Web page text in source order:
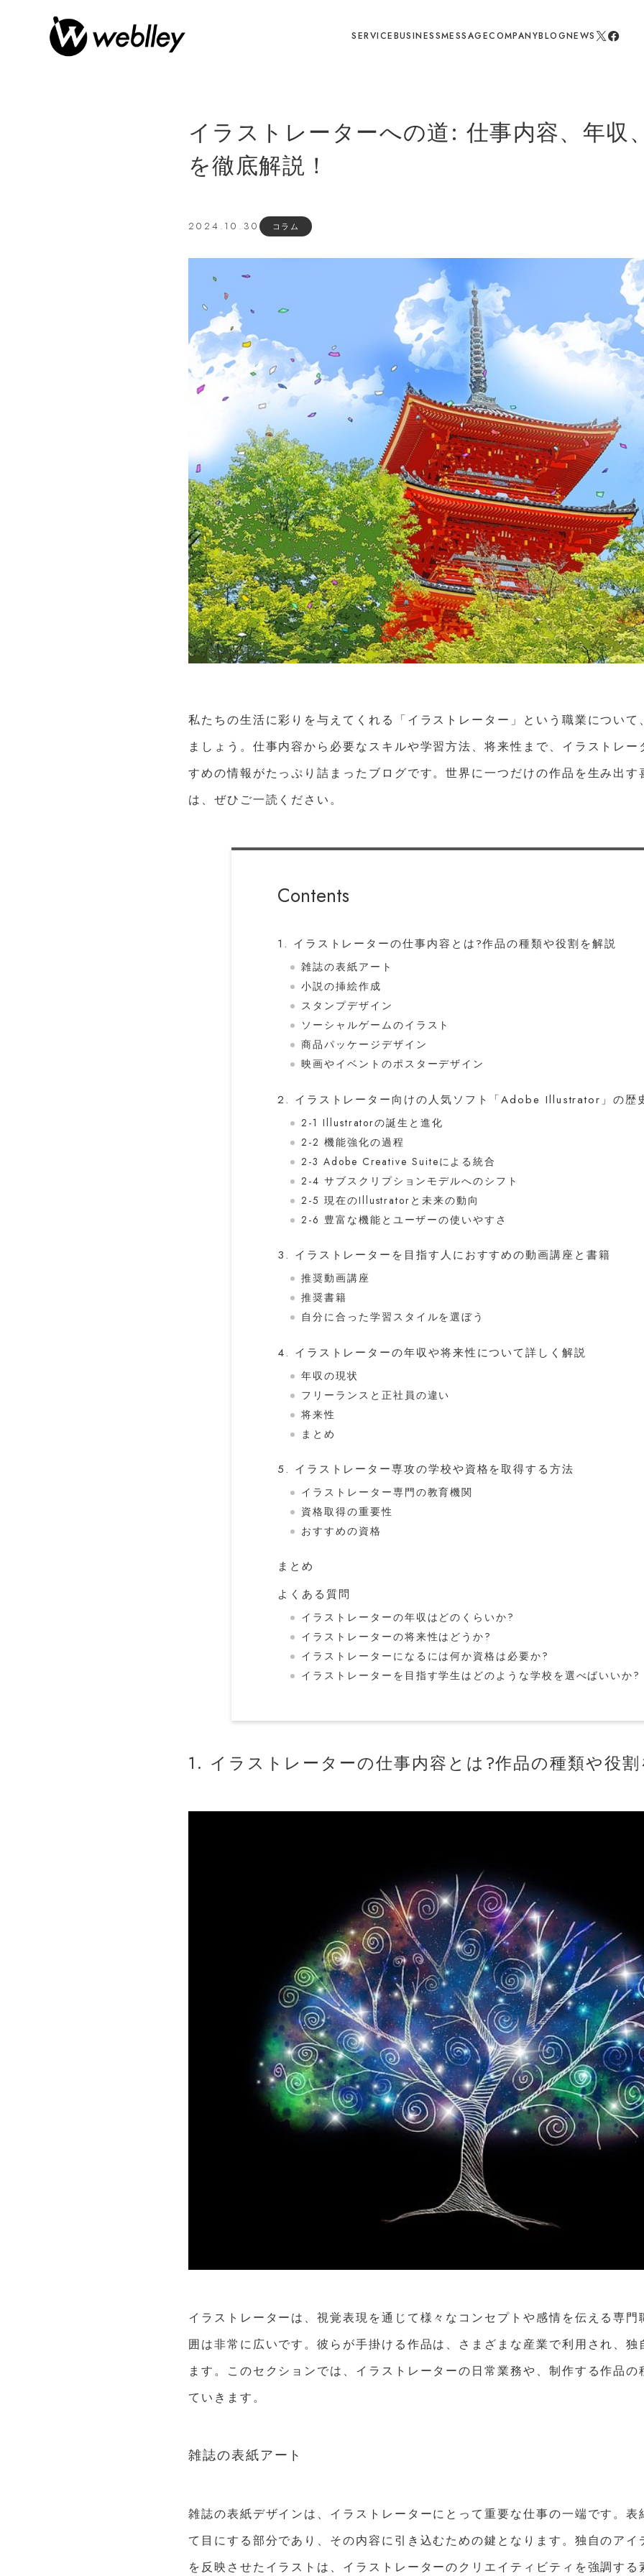
SERVICEBUSINESSMESSAGECOMPANYBLOGNEWS
イラストレーターへの道: 仕事内容、年収
を徹底解説！
2024.10.30 コラム
私たちの生活に彩りを与えてくれる「イラストレーター」という職業につい
ましょう。仕事内容から必要なスキルや学習方法、将来性まで、イラストレ
すめの情報がたっぷり詰まったブログです。世界に一つだけの作品を生み出
は、ぜひご一読ください。
Contents
1. イラストレーターの仕事内容とは?作品の種類や役割を解説
雑誌の表紙アート
小説の挿絵作成
スタンプデザイン
ソーシャルゲームのイラスト
商品パッケージデザイン
映画やイベントのポスターデザイン
2. イラストレーター向けの人気ソフト「Adobe Illustrator」の歴
2-1 Illustratorの誕生と進化
2-2 機能強化の過程
2-3 Adobe Creative Suiteによる統合
2-4 サブスクリプションモデルへのシフト
2-5 現在のIllustratorと未来の動向
2-6 豊富な機能とユーザーの使いやすさ
3. イラストレーターを目指す人におすすめの動画講座と書籍
推奨動画講座
推奨書籍
自分に合った学習スタイルを選ぼう
4. イラストレーターの年収や将来性について詳しく解説
年収の現状
フリーランスと正社員の違い
将来性
まとめ
5. イラストレーター専攻の学校や資格を取得する方法
イラストレーター専門の教育機関
資格取得の重要性
おすすめの資格
まとめ
よくある質問
イラストレーターの年収はどのくらいか?
イラストレーターの将来性はどうか?
イラストレーターになるには何か資格は必要か?
イラストレーターを目指す学生はどのような学校を選べばいいか?
1. イラストレーターの仕事内容とは?作品の種類や役
イラストレーターは、視覚表現を通じて様々なコンセプトや感情を伝える専
囲は非常に広いです。彼らが手掛ける作品は、さまざまな産業で利用され、
ます。このセクションでは、イラストレーターの日常業務や、制作する作品
ていきます。
雑誌の表紙アート
雑誌の表紙デザインは、イラストレーターにとって重要な仕事の一端です。
て目にする部分であり、その内容に引き込むための鍵となります。独自のア
を反映させたイラストは、イラストレーターのクリエイティビティを強調す